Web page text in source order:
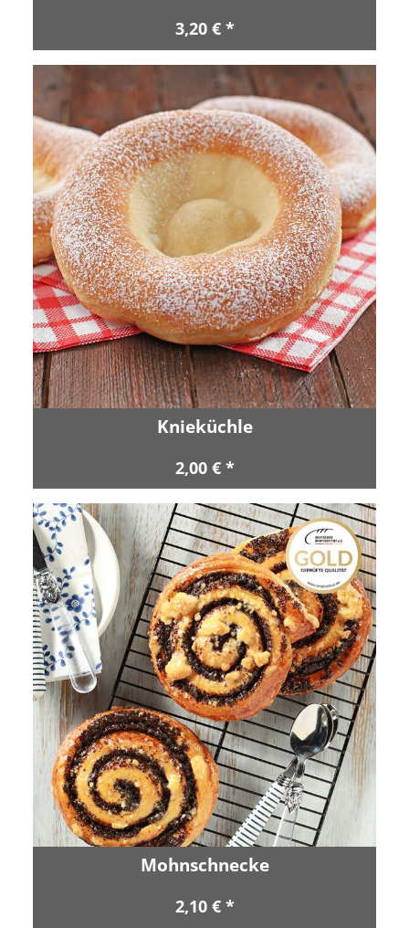
3,20 € *
Knieküchle
2,00 € *
Mohnschnecke
2,10 € *